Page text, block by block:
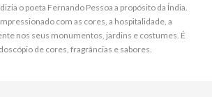
o poeta Fernando Pessoa a propósito da Índia.
com as cores, a hospitalidade, a
nos seus monumentos, jardins e costumes. É
de cores, fragrâncias e sabores.